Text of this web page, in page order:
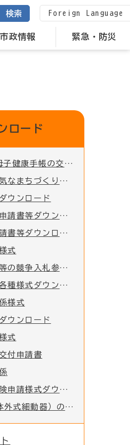
市政情報 緊急・防災
検索 Foreign Language
ロード
妊娠期 （母子健康手帳の交付 ・ 妊婦健診の助成など）
もんべつ元気なまちづくり事業 申請書類一覧
ウンロード
高齢者福祉申請書等ダウンロード
介護保険申請書等ダウンロード
式
物品・役務等の競争入札参加資格関係事項の提出について
保育所関係各種様式ダウンロード
様式
ウンロード
式
付申請書
国民健康保険申請様式ダウンロード
AED（自動体外式細動器）の貸出